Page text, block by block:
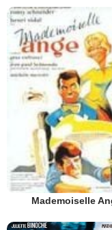
Mademoiselle